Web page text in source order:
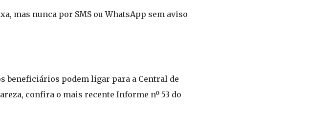
mas nunca por SMS ou WhatsApp sem aviso
beneficiários podem ligar para a Central de
confira o mais recente Informe nº 53 do